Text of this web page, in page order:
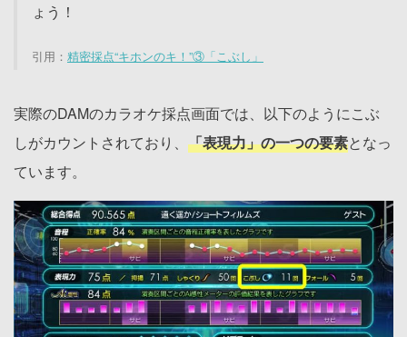
ょう！
引用： 精密採点“キホンのキ！”③「こぶし」
実際のDAMのカラオケ採点画面では、以下のようにこぶ
しがカウントされており、 「表現力」の一つの要素となっ
ています。